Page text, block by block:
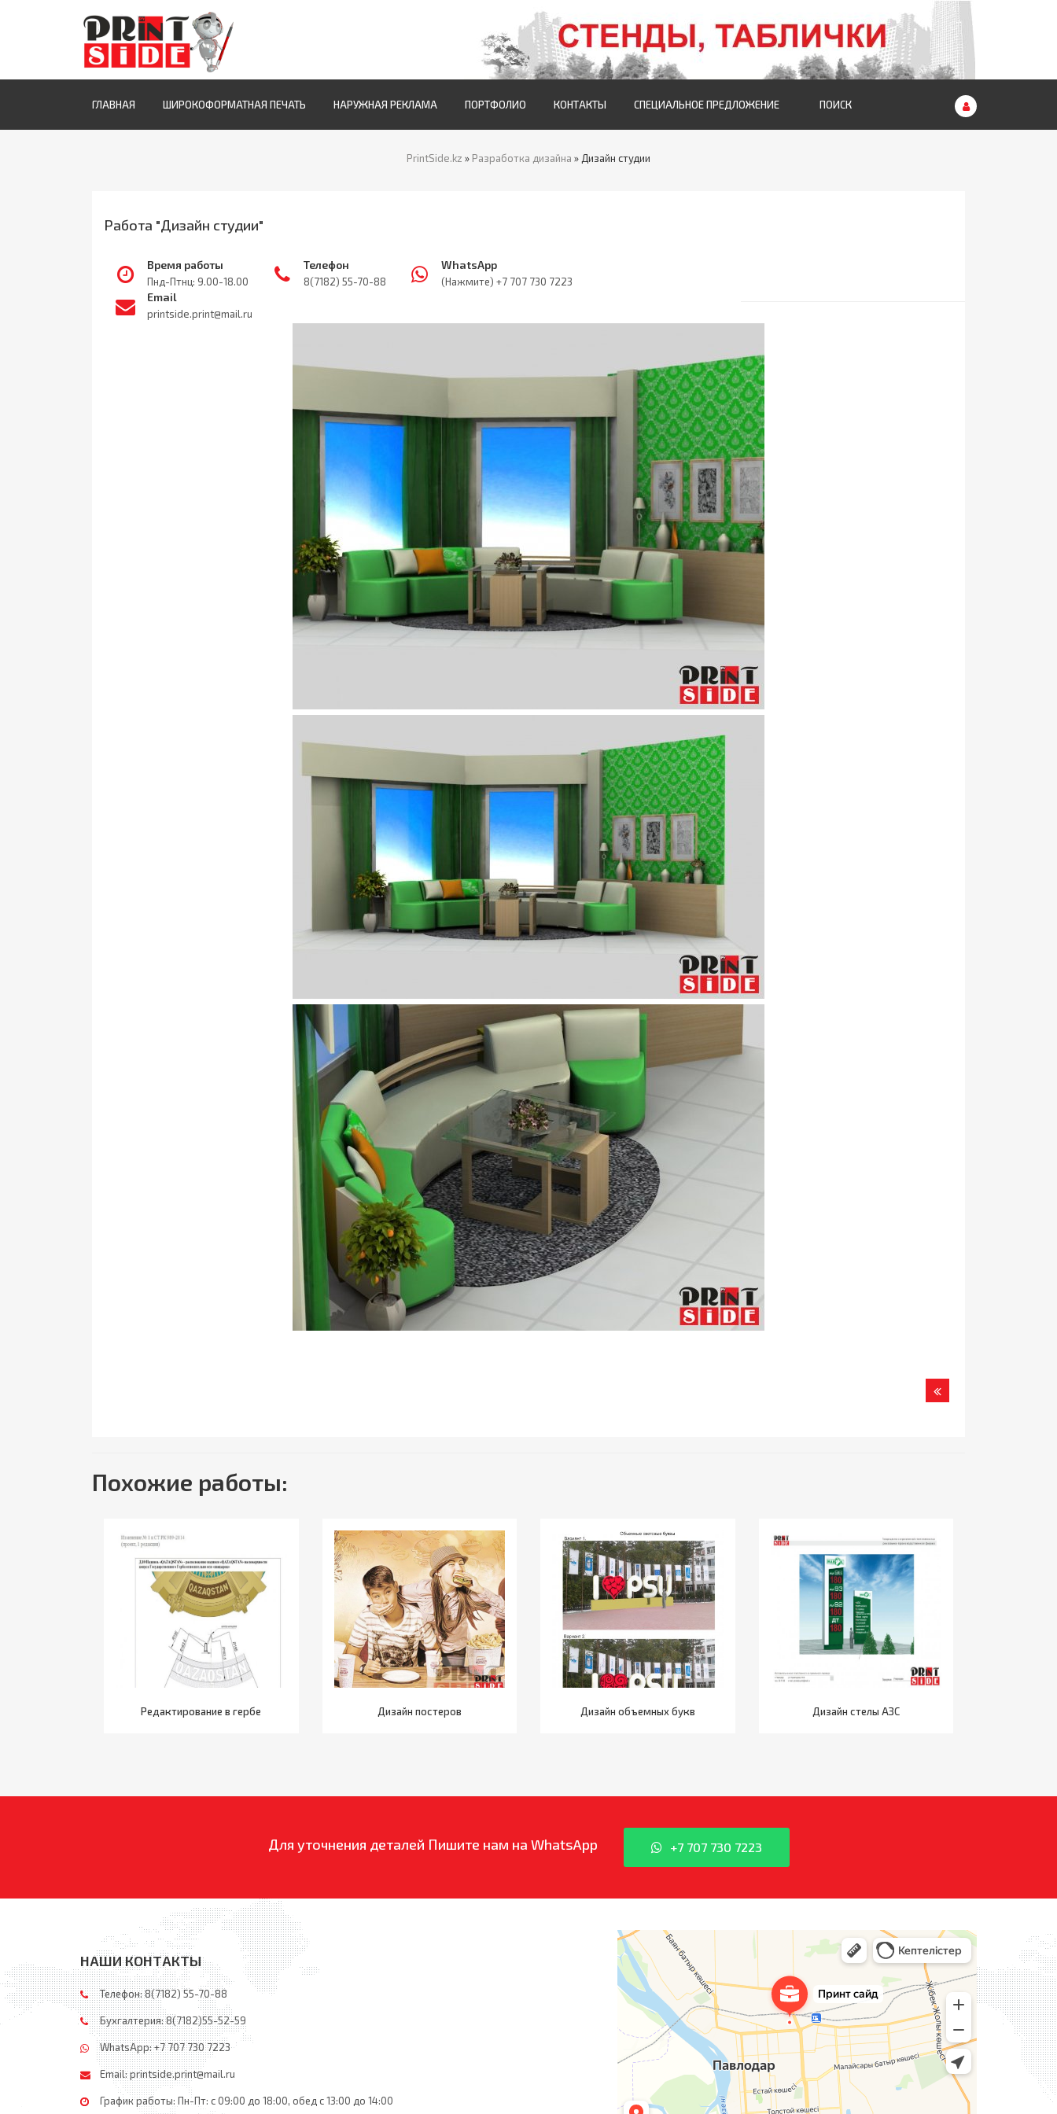
ГЛАВНАЯ ШИРОКОФОРМАТНАЯ ПЕЧАТЬ НАРУЖНАЯ РЕКЛАМА ПОРТФОЛИО КОНТАКТЫ СПЕЦИАЛЬНОЕ ПРЕДЛОЖЕНИЕ ПОИСК
PrintSide.kz »Разработка дизайна » Дизайн студии
Работа "Дизайн студии"
Время работы
Пнд-Птнц: 9.00-18.00
Телефон
8(7182) 55-70-88
WhatsApp
(Нажмите) +7 707 730 7223
Email
printside.print@mail.ru
Похожие работы:
Редактирование в гербе Дизайн постеров Дизайн объемных букв Дизайн стелы АЗС
Для уточнения деталей Пишите нам на WhatsApp +7 707 730 7223
НАШИ КОНТАКТЫ
Телефон: 8(7182) 55-70-88
Бухгалтерия: 8(7182)55-52-59
WhatsApp: +7 707 730 7223
Email:printside.print@mail.ru
График работы: Пн-Пт: с 09:00 до 18:00, обед c 13:00 до 14:00